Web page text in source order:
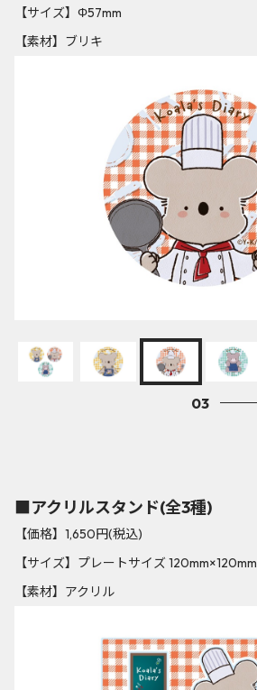
【サイズ】Φ57mm
【素材】ブリキ
03
■アクリルスタンド(全3種)
【価格】1,650円(税込)
【サイズ】プレートサイズ 120mm×120mm
【素材】アクリル